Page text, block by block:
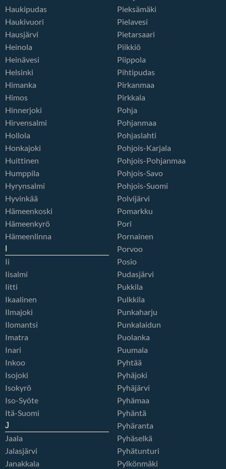
Haukipudas
Haukivuori
Hausjärvi
Heinola
Heinävesi
Helsinki
Himanka
Himos
Hinnerjoki
Hirvensalmi
Hollola
Honkajoki
Huittinen
Humppila
Hyrynsalmi
Hyvinkää
Hämeenkoski
Hämeenkyrö
Hämeenlinna
Ii
Iisalmi
Iitti
Ikaalinen
Ilmajoki
Ilomantsi
Imatra
Inari
Inkoo
Isojoki
Isokyrö
Iso-Syöte
Itä-Suomi
J
Jaala
Jalasjärvi
Janakkala
Pieksämäki
Pielavesi
Pietarsaari
Piikkiö
Piippola
Pihtipudas
Pirkanmaa
Pirkkala
Pohja
Pohjanmaa
Pohjaslahti
Pohjois-Karjala
Pohjois-Pohjanmaa
Pohjois-Savo
Pohjois-Suomi
Polvijärvi
Pomarkku
Pori
Pornainen
Porvoo
Posio
Pudasjärvi
Pukkila
Pulkkila
Punkaharju
Punkalaidun
Puolanka
Puumala
Pyhtää
Pyhäjoki
Pyhäjärvi
Pyhämaa
Pyhäntä
Pyhäranta
Pyhäselkä
Pyhätunturi
Pylkönmäki